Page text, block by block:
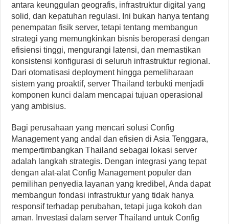
antara keunggulan geografis, infrastruktur digital yang
solid, dan kepatuhan regulasi. Ini bukan hanya tentang
penempatan fisik server, tetapi tentang membangun
strategi yang memungkinkan bisnis beroperasi dengan
efisiensi tinggi, mengurangi latensi, dan memastikan
konsistensi konfigurasi di seluruh infrastruktur regional.
Dari otomatisasi deployment hingga pemeliharaan
sistem yang proaktif, server Thailand terbukti menjadi
komponen kunci dalam mencapai tujuan operasional
yang ambisius.
Bagi perusahaan yang mencari solusi Config
Management yang andal dan efisien di Asia Tenggara,
mempertimbangkan Thailand sebagai lokasi server
adalah langkah strategis. Dengan integrasi yang tepat
dengan alat-alat Config Management populer dan
pemilihan penyedia layanan yang kredibel, Anda dapat
membangun fondasi infrastruktur yang tidak hanya
responsif terhadap perubahan, tetapi juga kokoh dan
aman. Investasi dalam server Thailand untuk Config